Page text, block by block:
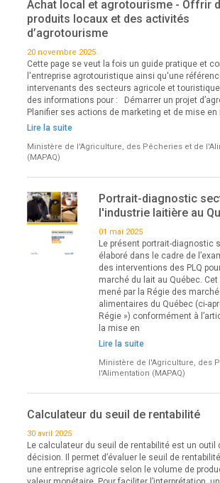
Achat local et agrotourisme - Offrir
produits locaux et des activités
d’agrotourisme
20 novembre 2025
Cette page se veut la fois un guide pratique et
l'entreprise agrotouristique ainsi qu'une
intervenants des secteurs agricole et
des informations pour : Démarrer un projet
Planifier ses actions de marketing et de mise
Lire la suite
Ministère de l'Agriculture, des Pêcheries et de
(MAPAQ)
Portrait-diagnostic
l'industrie laitière au
01 mai 2025
Le présent portrait-diagnostic
élaboré dans le cadre de
des interventions des PLQ
marché du lait au Québec.
mené par la Régie des
alimentaires du Québec (ci-
Régie ») conformément à
la mise en
Lire la suite
Ministère de l'Agriculture, des
l'Alimentation (MAPAQ)
Calculateur du seuil de rentabilité
30 avril 2025
Le calculateur du seuil de rentabilité est un outil
décision. Il permet d’évaluer le seuil de
une entreprise agricole selon le volume de